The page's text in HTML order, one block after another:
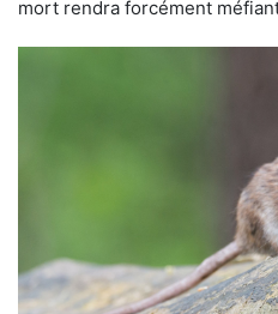
mort rendra forcément